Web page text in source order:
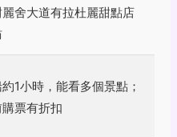
舍大道有拉杜麗甜點店
1小時，能看多個景點；
票有折扣